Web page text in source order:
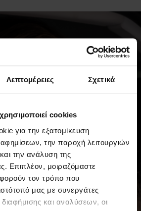
Λεπτομέρειες Σχετικά
cookies
για την εξατομίκευση
την παροχή λειτουργιών
την ανάλυση της
Επιπλέον, μοιραζόμαστε
τον τρόπο που
μας με συνεργάτες
και αναλύσεων, οι